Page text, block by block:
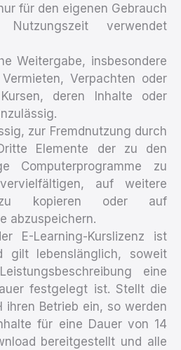
für den eigenen Gebrauch
verwendet
Weitergabe, insbesondere
Verpachten oder
deren Inhalte oder
zur Fremdnutzung durch
Elemente der zu den
Computerprogramme zu
auf weitere
zu kopieren oder auf
abzuspeichern.
E-Learning-Kurslizenz ist
gilt lebenslänglich, soweit
eine
festgelegt ist. Stellt die
ihren Betrieb ein, so werden
für eine Dauer von 14
bereitgestellt und alle